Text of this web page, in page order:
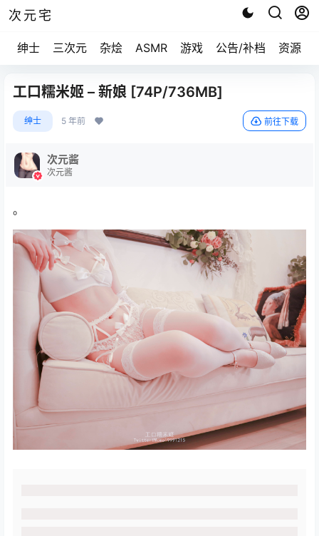
次元宅
绅士 三次元 杂烩 ASMR 游戏 公告/补档 资源求
工口糯米姬 – 新娘 [74P/736MB]
绅士 5 年前 前往下载
次元酱
次元酱
。